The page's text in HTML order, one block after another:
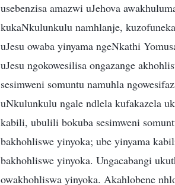
usebenzisa amazwi uJehova
kukaNkulunkulu namhlanje,
uJesu owaba yinyama ngeNkathi
uJesu ngokowesilisa ongazange
sesimweni somuntu namuhla
uNkulunkulu ngale ndlela kufakazela
kabili, ubulili bokuba sesimweni
bakhohliswe yinyoka; ube yinyama
bakhohliswe yinyoka. Ungacabangi
owakhohliswa yinyoka. Akahlobene